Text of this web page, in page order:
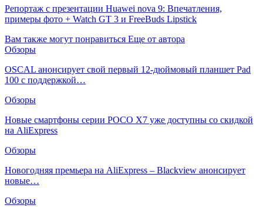
Репортаж с презентации Huawei nova 9: Впечатления,
примеры фото + Watch GT 3 и FreeBuds Lipstick
Вам также могут понравиться Еще от автора
Обзоры
OSCAL анонсирует свой первый 12-дюймовый планшет Pad
100 с поддержкой…
Обзоры
Новые смартфоны серии POCO X7 уже доступны со скидкой
на AliExpress
Обзоры
Новогодняя премьера на AliExpress – Blackview анонсирует
новые…
Обзоры